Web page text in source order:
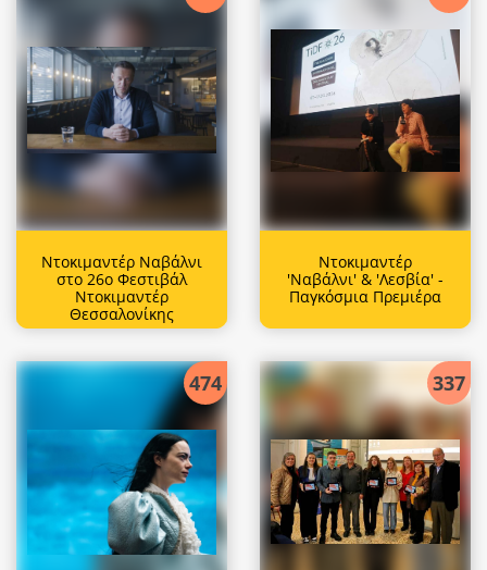
Ντοκιμαντέρ Ναβάλνι
στο 26ο Φεστιβάλ
Ντοκιμαντέρ
Θεσσαλονίκης
Ντοκιμαντέρ
'Ναβάλνι' & 'Λεσβία' -
Παγκόσμια Πρεμιέρα
474 337